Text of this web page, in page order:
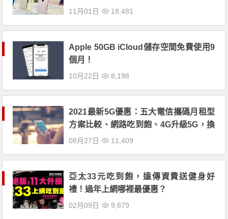
UDIO A回收價一次看
11月01日 18,481
Apple 50GB iCloud儲存空間免費使用9
個月！
10月22日 8,198
2021最新5G優惠：五大電信攜碼月租型
方案比較、網路吃到飽、4G升級5G，換
機更快速！
08月27日 11,409
亞太33元吃到飽，遠傳資費送健身好
禮！過年上網哪裡最優惠？
02月09日 9,879